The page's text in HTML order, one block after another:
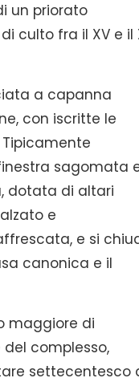
un priorato
culto fra il XV e il
a capanna
con iscritte le
sagomata
dotata di altari
e
e si
canonica e il
maggiore di
complesso,
settecentesco